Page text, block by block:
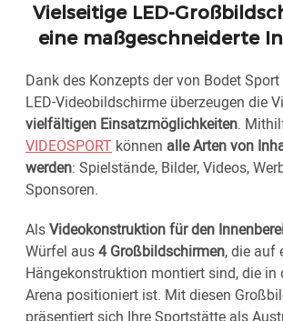
Vielseitige LED-
eine maßgeschneiderte
Dank des Konzepts der von Bodet
LED-Videobildschirme überzeugen die
vielfältigen Einsatzmöglichkeiten.
VIDEOSPORT können alle Arten von
werden: Spielstände, Bilder, Videos,
Sponsoren.
AlsVideokonstruktion für den
Würfel aus4 Großbildschirmen, die auf
Hängekonstruktion montiert sind, die in
Arena positioniert ist. Mit diesen
präsentiert sich Ihre Sportstätte als